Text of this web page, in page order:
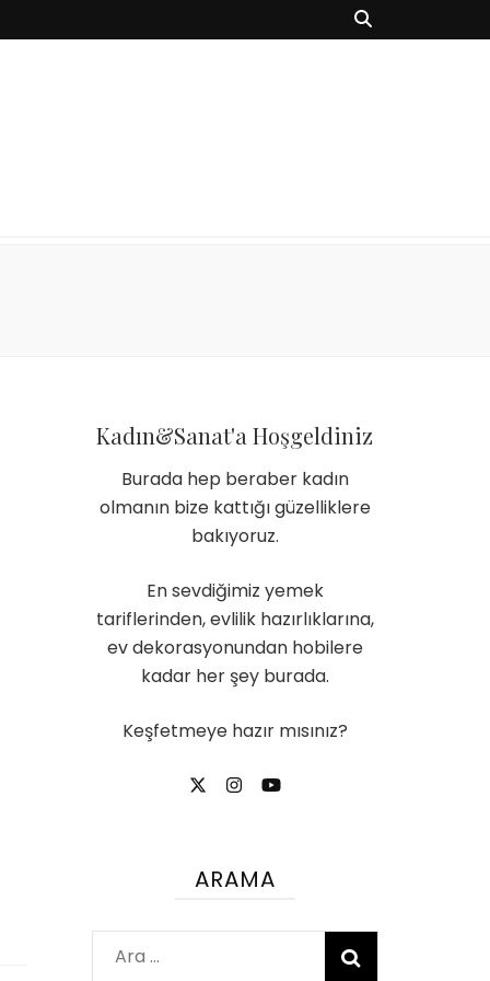
Kadın&Sanat'a Hoşgeldiniz
Burada hep beraber kadın
olmanın bize kattığı güzelliklere
bakıyoruz.
En sevdiğimiz yemek
tariflerinden, evlilik hazırlıklarına,
ev dekorasyonundan hobilere
kadar her şey burada.
Keşfetmeye hazır mısınız?
ARAMA
Arama: